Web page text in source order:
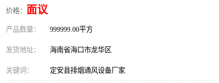
价格： 面议
产品数量： 999999.00平方
发货地址： 海南省海口市龙华区
关键词： 定安县排烟通风设备厂家